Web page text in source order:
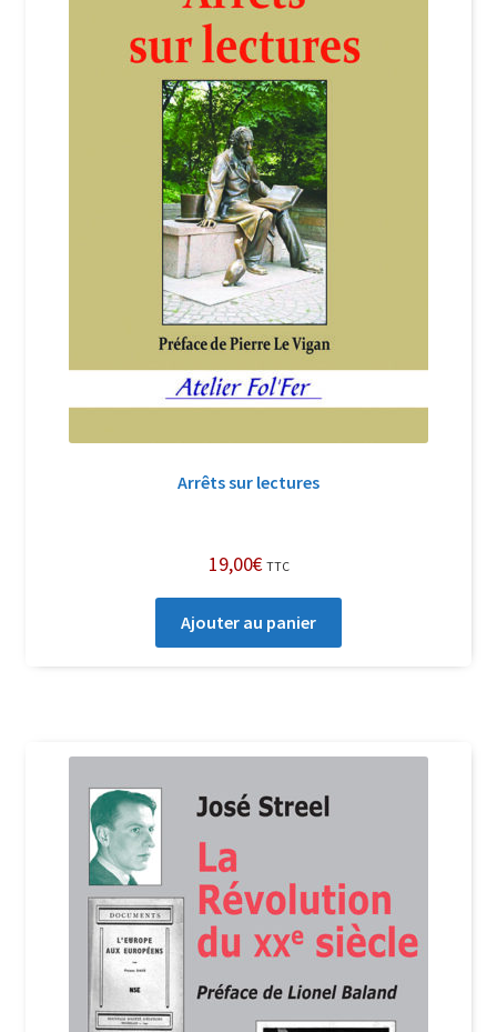
Politique de confidentialité et cookies
Qui sommes-nous ?
Soutien à Philippe Randa
Suivi de la Commande
Arrêts sur lectures
19,00€ TTC
Ajouter au panier